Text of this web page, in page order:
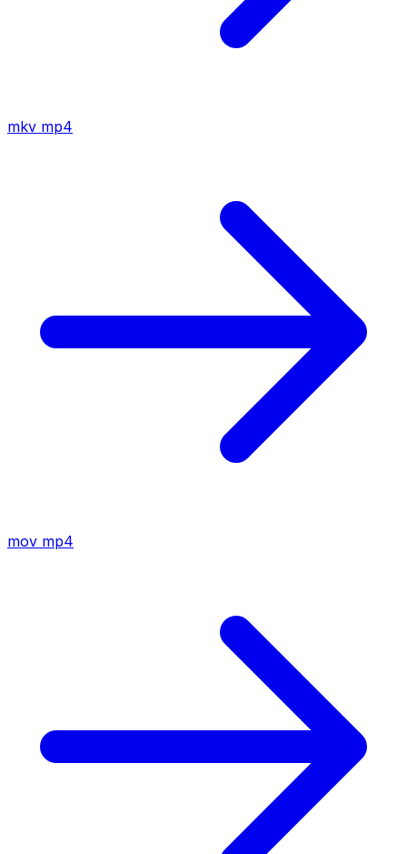
mkv mp4
mov mp4